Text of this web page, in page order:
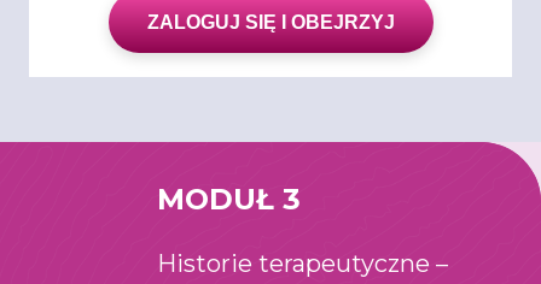
ZALOGUJ SIĘ I OBEJRZYJ
MODUŁ 3
Historie terapeutyczne –